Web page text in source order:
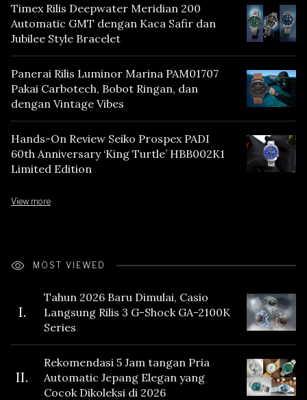
Timex Rilis Deepwater Meridian 200
Automatic GMT dengan Kaca Safir dan
Jubilee Style Bracelet
Panerai Rilis Luminor Marina PAM01707
Pakai Carbotech, Bobot Ringan, dan
dengan Vintage Vibes
Hands-On Review Seiko Prospex PADI
60th Anniversary ‘King Turtle’ HBB002K1
Limited Edition
View more
MOST VIEWED
I.
Tahun 2026 Baru Dimulai, Casio
Langsung Rilis 3 G-Shock GA-2100K
Series
II.
Rekomendasi 5 Jam tangan Pria
Automatic Jepang Elegan yang
Cocok Dikoleksi di 2026